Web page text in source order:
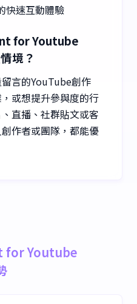
快速互動體驗
for Youtube
境？
言的YouTube創作
或想提升參與度的行
直播、社群貼文或客
作者或團隊，都能優
for Youtube